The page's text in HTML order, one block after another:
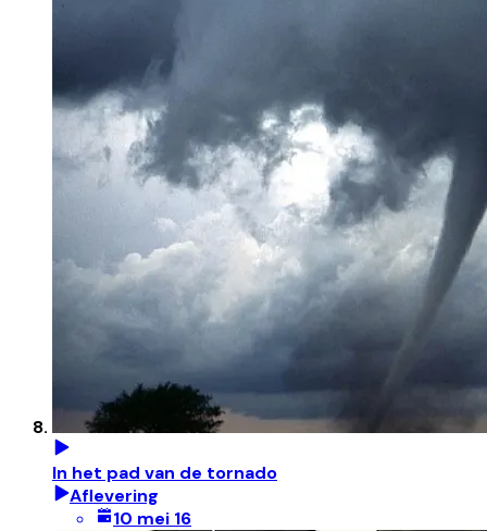
In het pad van de tornado
Aflevering
10 mei 16